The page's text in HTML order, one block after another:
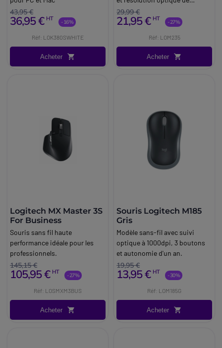
43,95 €
36,95 € HT -16%
Réf: LOK380SWHITE
Acheter
1000dpi.
29,99 €
21,95 € HT -27%
Réf: LOM235
Acheter
Logitech MX Master 3S
For Business
Souris sans fil haute
performance idéale pour les
professionnels.
145,15 €
105,95 € HT -27%
Réf: LOSMXM3BUS
Acheter
Souris Logitech M185
Gris
Modèle sans-fil avec suivi
optique à 1000dpi, 3 boutons
et autonomie d'un an.
19,95 €
13,95 € HT -30%
Réf: LOM185G
Acheter